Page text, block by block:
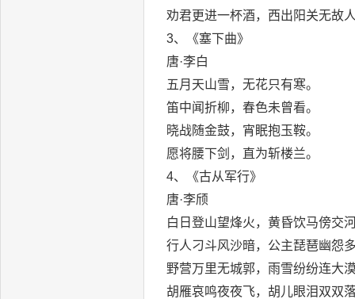
劝君更进一杯酒，西出阳关无故人
3、《塞下曲》
唐·李白
五月天山雪，无花只有寒。
笛中闻折柳，春色未曾看。
晓战随金鼓，宵眠抱玉鞍。
愿将腰下剑，直为斩楼兰。
4、《古从军行》
唐·李颀
白日登山望烽火，黄昏饮马傍交河
行人刁斗风沙暗，公主琵琶幽怨多
野营万里无城郭，雨雪纷纷连大漠
胡雁哀鸣夜夜飞，胡儿眼泪双双落